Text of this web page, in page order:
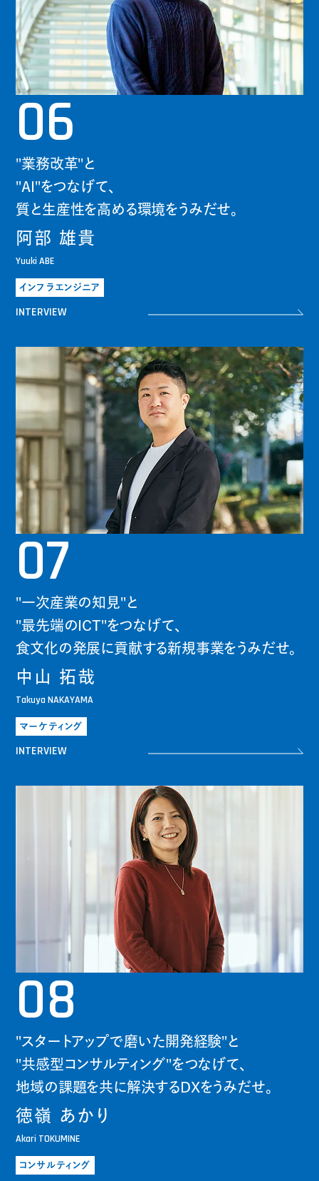
06
"業務改革"と
"AI"をつなげて、
質と生産性を高める環境をうみだせ。
阿部 雄貴
Yuuki ABE
インフラエンジニア
INTERVIEW
07
"一次産業の知見"と
"最先端のICT"をつなげて、
食文化の発展に貢献する新規事業をうみだせ。
中山 拓哉
Takuya NAKAYAMA
マーケティング
INTERVIEW
08
"スタートアップで磨いた開発経験"と
"共感型コンサルティング"をつなげて、
地域の課題を共に解決するDXをうみだせ。
徳嶺 あかり
Akari TOKUMINE
コンサルティング